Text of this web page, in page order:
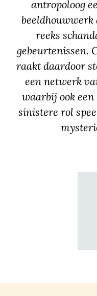
antropoloog
reeks
gebeurtenissen.
raakt daardoor
een netwerk
waarbij ook een
sinistere rol